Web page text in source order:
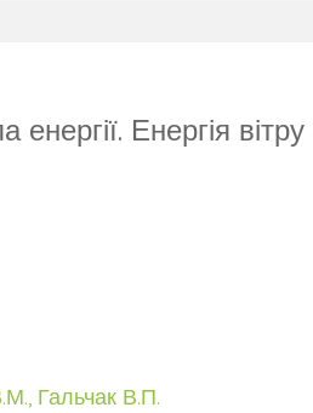
Енергія вітру
Гальчак В.П.